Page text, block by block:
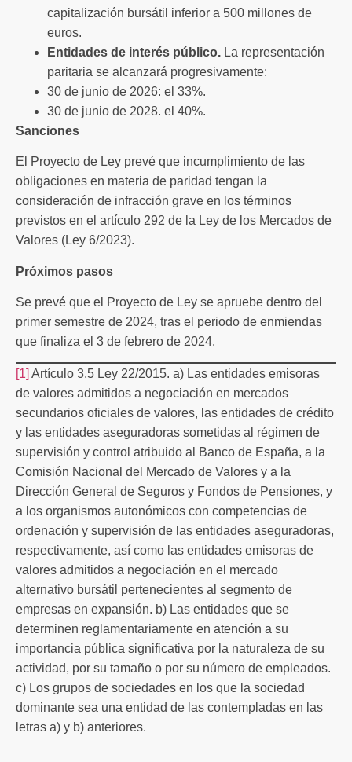
capitalización bursátil inferior a 500 millones de
euros.
Entidades de interés público. La representación
paritaria se alcanzará progresivamente:
30 de junio de 2026: el 33%.
30 de junio de 2028. el 40%.
Sanciones
El Proyecto de Ley prevé que incumplimiento de las
obligaciones en materia de paridad tengan la
consideración de infracción grave en los términos
previstos en el artículo 292 de la Ley de los Mercados de
Valores (Ley 6/2023).
Próximos pasos
Se prevé que el Proyecto de Ley se apruebe dentro del
primer semestre de 2024, tras el periodo de enmiendas
que finaliza el 3 de febrero de 2024.
[1] Artículo 3.5 Ley 22/2015. a) Las entidades emisoras
de valores admitidos a negociación en mercados
secundarios oficiales de valores, las entidades de crédito
y las entidades aseguradoras sometidas al régimen de
supervisión y control atribuido al Banco de España, a la
Comisión Nacional del Mercado de Valores y a la
Dirección General de Seguros y Fondos de Pensiones, y
a los organismos autonómicos con competencias de
ordenación y supervisión de las entidades aseguradoras,
respectivamente, así como las entidades emisoras de
valores admitidos a negociación en el mercado
alternativo bursátil pertenecientes al segmento de
empresas en expansión. b) Las entidades que se
determinen reglamentariamente en atención a su
importancia pública significativa por la naturaleza de su
actividad, por su tamaño o por su número de empleados.
c) Los grupos de sociedades en los que la sociedad
dominante sea una entidad de las contempladas en las
letras a) y b) anteriores.